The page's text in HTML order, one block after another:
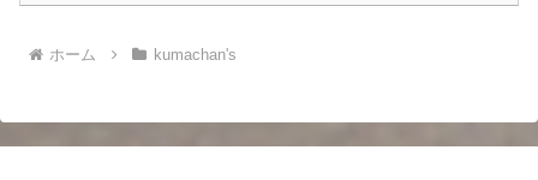
ホーム kumachan's